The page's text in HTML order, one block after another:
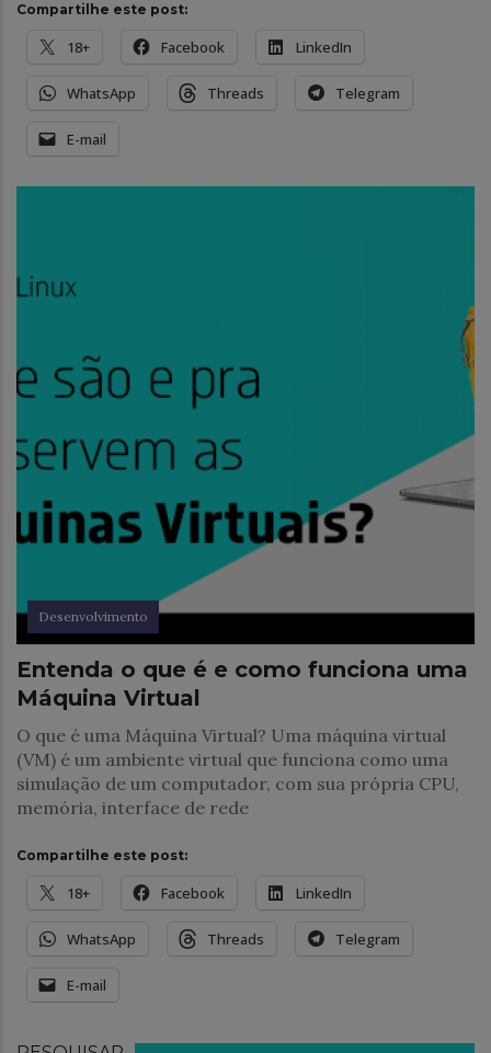
Compartilhe este post:
18+ Facebook LinkedIn
WhatsApp Threads Telegram
E-mail
Desenvolvimento
Entenda o que é e como funciona uma
Máquina Virtual
O que é uma Máquina Virtual? Uma máquina virtual
(VM) é um ambiente virtual que funciona como uma
simulação de um computador, com sua própria CPU,
memória, interface de rede
Compartilhe este post:
18+ Facebook LinkedIn
WhatsApp Threads Telegram
E-mail